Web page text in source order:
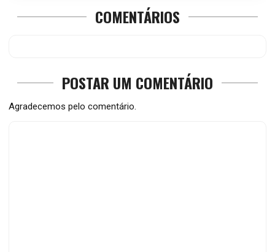
COMENTÁRIOS
POSTAR UM COMENTÁRIO
Agradecemos pelo comentário.